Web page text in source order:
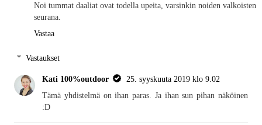
Noi tummat daaliat ovat todella upeita, varsinkin noiden valkoisten
seurana.
Vastaa
Vastaukset
Kati 100%outdoor
25. syyskuuta 2019 klo 9.02
Tämä yhdistelmä on ihan paras. Ja ihan sun pihan näköinen
:D